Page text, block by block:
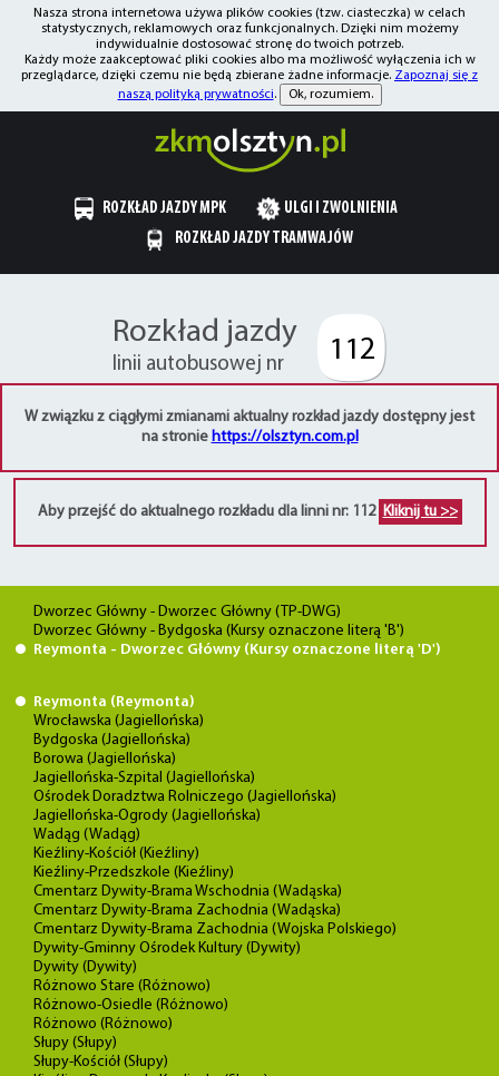
Nasza strona internetowa używa plików cookies (tzw. ciasteczka) w celach
statystycznych, reklamowych oraz funkcjonalnych. Dzięki nim możemy
indywidualnie dostosować stronę do twoich potrzeb.
Każdy może zaakceptować pliki cookies albo ma możliwość wyłączenia ich w
przeglądarce, dzięki czemu nie będą zbierane żadne informacje. Zapoznaj się z
naszą polityką prywatności. Ok, rozumiem.
ROZKŁAD JAZDY MPK
ULGI I ZWOLNIENIA
ROZKŁAD JAZDY TRAMWAJÓW
Rozkład jazdy
linii autobusowej nr 112
W związku z ciągłymi zmianami aktualny rozkład jazdy dostępny jest
na stronie https://olsztyn.com.pl
Aby przejść do aktualnego rozkładu dla linni nr: 112 Kliknij tu >>
Dworzec Główny - Dworzec Główny (TP-DWG)
Dworzec Główny - Bydgoska (Kursy oznaczone literą 'B')
Reymonta - Dworzec Główny (Kursy oznaczone literą 'D')
Reymonta (Reymonta)
Wrocławska (Jagiellońska)
Bydgoska (Jagiellońska)
Borowa (Jagiellońska)
Jagiellońska-Szpital (Jagiellońska)
Ośrodek Doradztwa Rolniczego (Jagiellońska)
Jagiellońska-Ogrody (Jagiellońska)
Wadąg (Wadąg)
Kieźliny-Kościół (Kieźliny)
Kieźliny-Przedszkole (Kieźliny)
Cmentarz Dywity-Brama Wschodnia (Wadąska)
Cmentarz Dywity-Brama Zachodnia (Wadąska)
Cmentarz Dywity-Brama Zachodnia (Wojska Polskiego)
Dywity-Gminny Ośrodek Kultury (Dywity)
Dywity (Dywity)
Różnowo Stare (Różnowo)
Różnowo-Osiedle (Różnowo)
Różnowo (Różnowo)
Słupy (Słupy)
Słupy-Kościół (Słupy)